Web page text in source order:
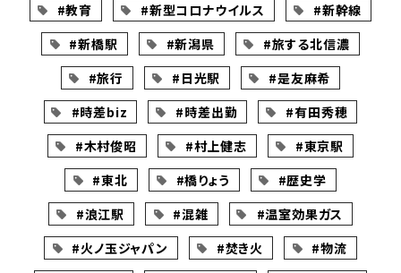
#教育
#新型コロナウイルス
#新幹線
#新橋駅
#新潟県
#旅する北信濃
#旅行
#日光駅
#是友麻希
#時差biz
#時差出勤
#有田秀穂
#木村俊昭
#村上健志
#東京駅
#東北
#橋りょう
#歴史学
#浪江駅
#混雑
#温室効果ガス
#火ノ玉ジャパン
#焚き火
#物流